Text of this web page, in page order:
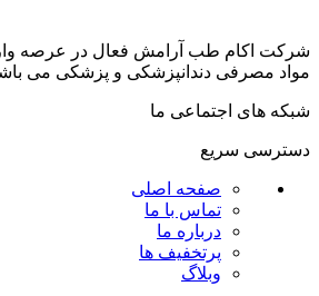
شرکت اکام طب آرامش فعال در عرصه
مواد مصرفی دندانپزشکی و پزشکی می
شبکه های اجتماعی ما
دسترسی سریع
صفحه اصلی
تماس با ما
درباره ما
پرتخفیف ها
وبلاگ